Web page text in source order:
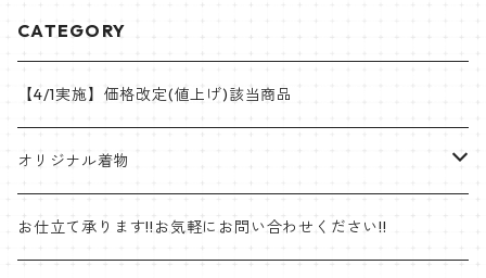
CATEGORY
【4/1実施】価格改定(値上げ)該当商品
オリジナル着物
帯
お仕立て承ります!!お気軽にお問い合わせください!!